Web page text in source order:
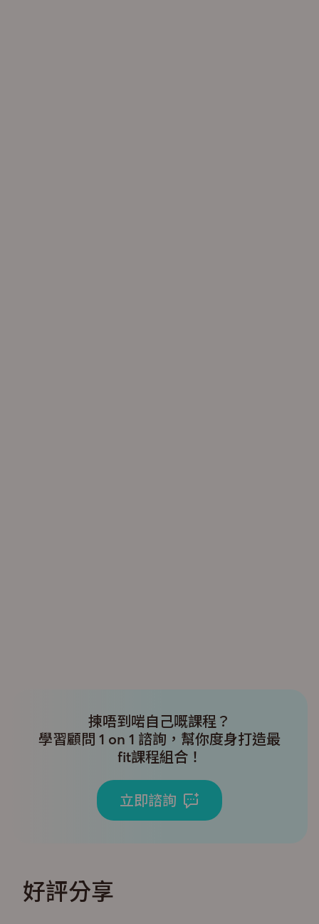
揀唔到啱自己嘅課程？
學習顧問 1 on 1 諮詢，幫你度身打造最
fit課程組合！
立即諮詢
好評分享